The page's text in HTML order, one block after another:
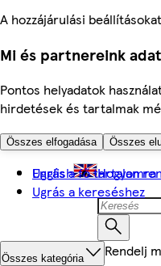
A hozzájárulási
Mi és partnereink
Pontos helyadatok
hirdetések és tartalmak
Összes elfogadása Összes
Ugrás a fő tartalomra
Ugrás a kereséshez
English Hogyan
Összes kategória Rendelj